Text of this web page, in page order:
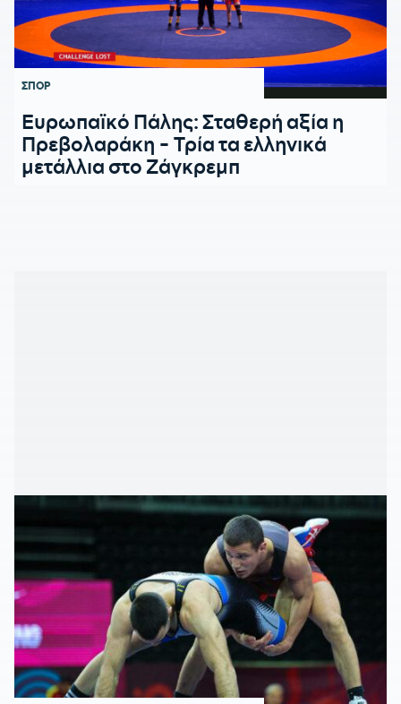
ΣΠΟΡ
Ευρωπαϊκό Πάλης: Σταθερή αξία η
Πρεβολαράκη - Τρία τα ελληνικά
μετάλλια στο Ζάγκρεμπ